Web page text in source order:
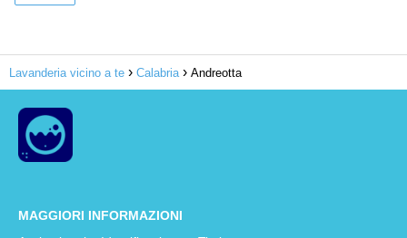
Lavanderia vicino a te Calabria Andreotta
MAGGIORI INFORMAZIONI